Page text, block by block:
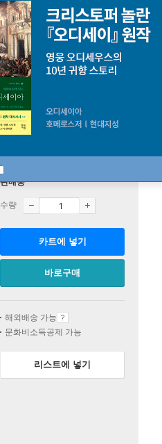
판매중
수량
카트에 넣기
바로구매
해외배송 가능
문화비소득공제 가능
리스트에 넣기